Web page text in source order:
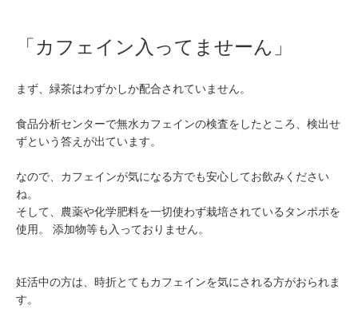
「カフェイン入ってませーん」
まず、緑茶はわずかしか配合されていません。
食品分析センターで無水カフェインの検査をしたところ、検出せ
ずという答えが出ています。
なので、カフェインが気になる方でも安心してお飲みください
ね。
そして、農薬や化学肥料を一切使わず栽培されているタンポポを
使用。 添加物等も入っておりません。
妊活中の方は、時折とてもカフェインを気にされる方がおられま
す。